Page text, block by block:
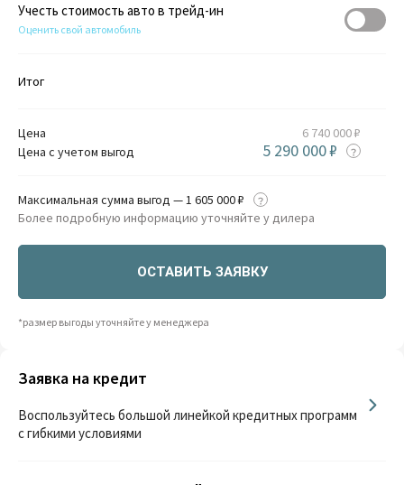
Учесть стоимость авто в трейд-ин
Оценить свой автомобиль
Итог
Цена
6 740 000 ₽
Цена с учетом выгод
5 290 000 ₽
Максимальная сумма выгод — 1 605 000 ₽
Более подробную информацию уточняйте у дилера
ОСТАВИТЬ ЗАЯВКУ
*размер выгоды уточняйте у менеджера
Заявка на кредит
Воспользуйтесь большой линейкой кредитных программ
с гибкими условиями